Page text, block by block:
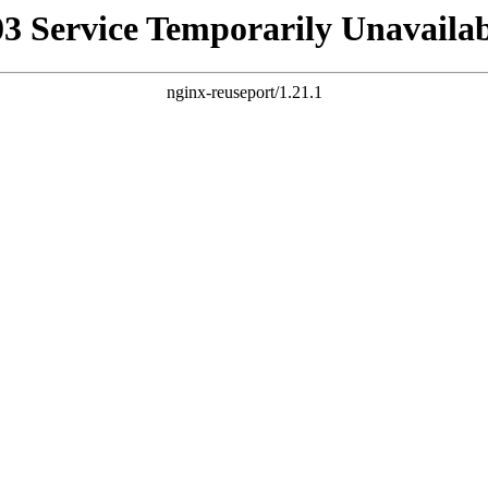
Service Temporarily
nginx-reuseport/1.21.1